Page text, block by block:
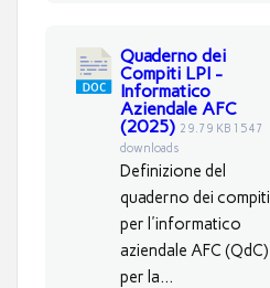
Quaderno dei
Compiti LPI -
Informatico
Aziendale AFC
(2025) 29.79 KB 1547
downloads
Definizione del
quaderno dei compiti
per l'informatico
aziendale AFC (QdC)
per la...